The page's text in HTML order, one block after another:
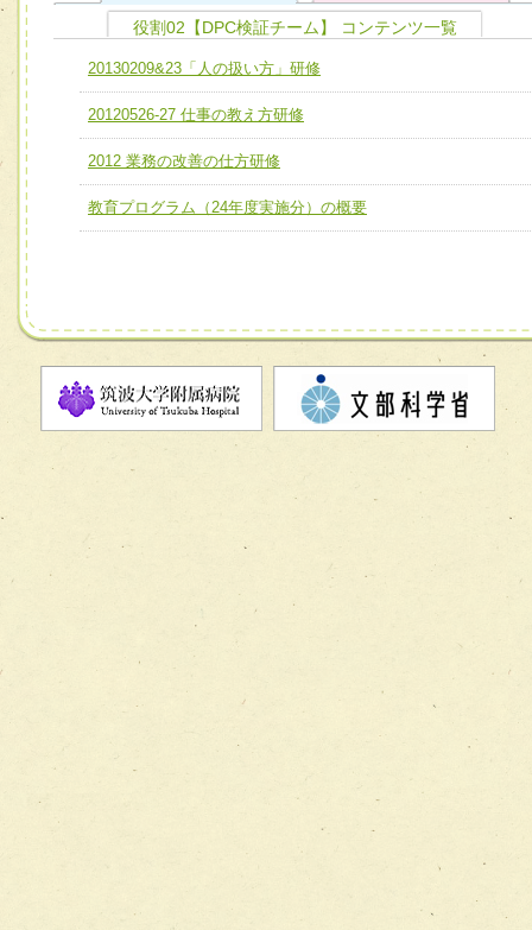
ユニット１ 医療人としての基礎能力
全人的医療を実践する医療人として、必要な基礎能力を身
ける
ユニット２ チーム医療構成力
必要に応じて柔軟に医療チームを組織し、強調できる
ユニット３ 多職種連携力
チーム01【病院内横断的問題解決チーム】
チーム02【地域医療連携推進による高度医療を必要とする
宅患者等支援チーム】
チーム03【癌患者服薬サポートチーム】
チーム06【外来化学療法チーム】
チーム07【病院職員に対する院内感染対策教育チーム】
チーム08【地域関係機関と連携した小児リハビリテーショ
チーム】
チーム09【術前から始める周術期リハビリテーションチー
チーム10【包括的リハビリテーションコンサルテーション
役割02【DPC検証チーム】 コンテンツ一覧
20130209&23「人の扱い方」研修
20120526-27 仕事の教え方研修
2012 業務の改善の仕方研修
教育プログラム（24年度実施分）の概要